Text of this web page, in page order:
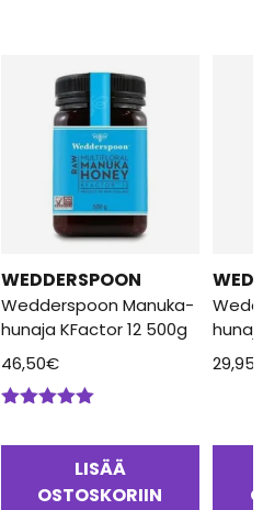
WEDDERSPOON
Wedderspoon Manuka-
hunaja KFactor 12 500g
46,50€
LISÄÄ
OSTOSKORIIN
29,95